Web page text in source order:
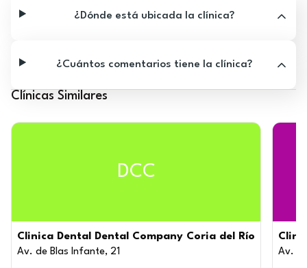
¿Dónde está ubicada la clínica?
¿Cuántos comentarios tiene la clínica?
Clínicas Similares
DCC
Clinica Dental Dental Company Coria del Río
Av. de Blas Infante, 21 Av.